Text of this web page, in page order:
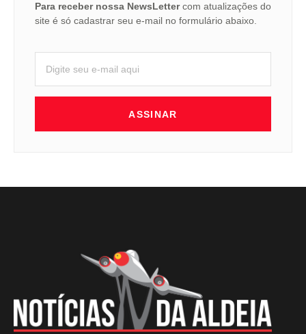
Para receber nossa NewsLettercom atualizações do
site é só cadastrar seu e-mail no formulário abaixo.
ASSINAR